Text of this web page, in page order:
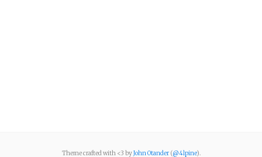
Theme crafted with <3 byJohn Otander(@4lpine).